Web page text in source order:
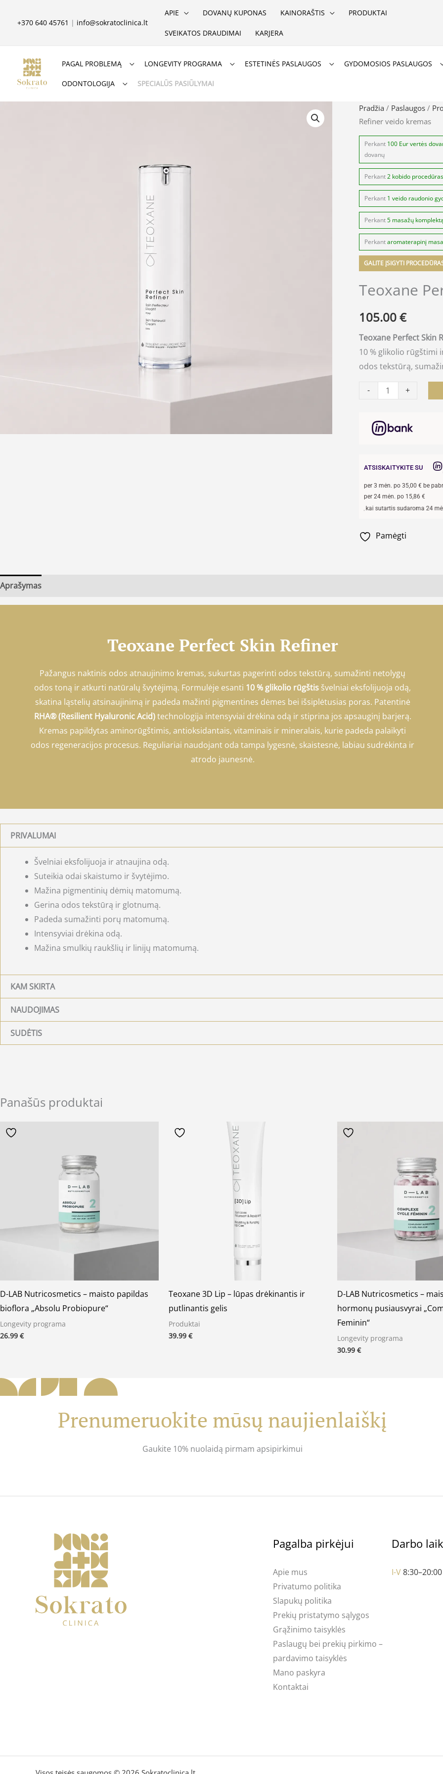
+370 640 45761 | info@sokratoclinica.lt
APIE DOVANŲ KUPONAS KAINORAŠTIS PRODUKTAI
SVEIKATOS DRAUDIMAI KARJERA
PAGAL PROBLEMĄ LONGEVITY PROGRAMA ESTETINĖS PASLAUGOS GYDOMOSIOS PASLAUGOS
ODONTOLOGIJA SPECIALŪS PASIŪLYMAI
Pradžia / Paslaugos/
Refiner veido kremas
Perkant 100 Eur vertės
dovanų
Perkant2 kobido procedūras
Perkant 1 veido raudonio
Perkant5 masažų komplektą
Perkantaromaterapinį
GALITE ĮSIGYTI
Teoxane
105.00€
Teoxane Perfect Skin
10 % glikolio
odos tekstūrą,
-
produkto
kiekis:
Teoxane
Perfect
Skin
Refiner
veido
kremas
+
ATSISKAITYKITE SU
per 3 mėn. po 35,00 € be
per 24 mėn. po 15,86 €
€, kai sutartis sudaroma 24 mėn.
Pamėgti
Aprašymas
Teoxane Perfect Skin Refiner
Pažangus naktinis odos atnaujinimo kremas, sukurtas pagerinti odos tekstūrą, sumažinti netolygų
odos toną ir atkurti natūralų švytėjimą. Formulėje esanti 10 % glikolio rūgštis švelniai eksfolijuoja odą,
skatina ląstelių atsinaujinimą ir padeda mažinti pigmentines dėmes bei išsiplėtusias poras. Patentinė
RHA® (Resilient Hyaluronic Acid)technologija intensyviai drėkina odą ir stiprina jos apsauginį barjerą.
Kremas papildytas aminorūgštimis, antioksidantais, vitaminais ir mineralais, kurie padeda palaikyti
odos regeneracijos procesus. Reguliariai naudojant oda tampa lygesnė, skaistesnė, labiau sudrėkinta ir
atrodo jaunesnė.
PRIVALUMAI
Švelniai eksfolijuoja ir atnaujina odą.
Suteikia odai skaistumo ir švytėjimo.
Mažina pigmentinių dėmių matomumą.
Gerina odos tekstūrą ir glotnumą.
Padeda sumažinti porų matomumą.
Intensyviai drėkina odą.
Mažina smulkių raukšlių ir linijų matomumą.
KAM SKIRTA
NAUDOJIMAS
SUDĖTIS
Panašūs produktai
D-LAB Nutricosmetics – maisto papildas
bioflora „Absolu Probiopure“
Longevity programa
26.99 €
Teoxane 3D Lip – lūpas drėkinantis ir
putlinantis gelis
Produktai
39.99 €
D-LAB Nutricosmetics –
hormonų pusiausvyrai
Feminin“
Longevity programa
30.99 €
Prenumeruokite mūsų naujienlaiškį
Gaukite 10% nuolaidą pirmam apsipirkimui
Pagalba pirkėjui
Apie mus
Privatumo politika
Slapukų politika
Prekių pristatymo sąlygos
Grąžinimo taisyklės
Paslaugų bei prekių pirkimo –
pardavimo taisyklės
Mano paskyra
Kontaktai
Darbo
I-V8:30–20:00